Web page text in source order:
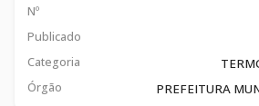
Nº
Publicado
Categoria
Órgão PREFEITURA